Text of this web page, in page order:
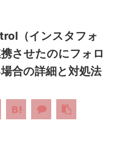
（インスタフォ
させたのにフォロ
合の詳細と対処法